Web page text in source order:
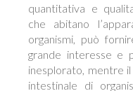
quantitativa e
che abitano
organismi, può
grande interesse e
inesplorato, mentre
intestinale di